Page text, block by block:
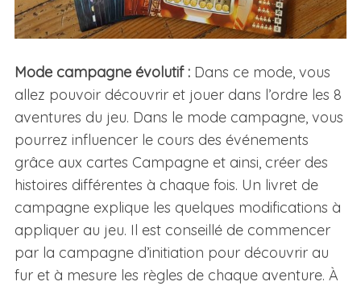
Mode campagne évolutif : Dans ce mode, vous
allez pouvoir découvrir et jouer dans l’ordre les 8
aventures du jeu. Dans le mode campagne, vous
pourrez influencer le cours des événements
grâce aux cartes Campagne et ainsi, créer des
histoires différentes à chaque fois. Un livret de
campagne explique les quelques modifications à
appliquer au jeu. Il est conseillé de commencer
par la campagne d’initiation pour découvrir au
fur et à mesure les règles de chaque aventure. À